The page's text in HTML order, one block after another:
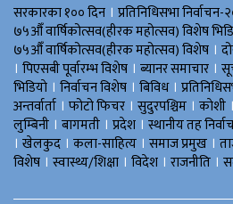
सरकारका १०० दिन । प्रतिनिधिसभा निर्वाचन-
७५औँ वार्षिकोत्सव(हीरक महोत्सव) विशेष
७५औँ वार्षिकोत्सव(हीरक महोत्सव) विशेष ।
। पिएसबी पूर्वारम्भ विशेष । ब्यानर समाचार ।
भिडियाे । निर्वाचन विशेष । बिविध।
अन्तर्वार्ता । फोटो फिचर । सुदुरपश्चिम । काेशी ।
लुम्बिनी । बागमती । प्रदेश । स्थानीय तह
। खेलकुद । कला-साहित्य । समाज प्रमुख ।
विशेष । स्वास्थ्य/शिक्षा । विदेश । राजनीति ।